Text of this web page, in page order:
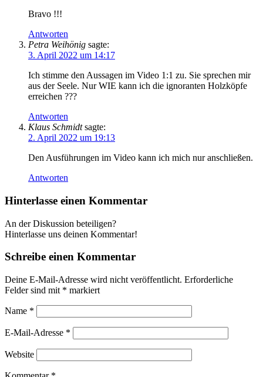
Bravo !!!
Antworten
Petra Weihönig sagte:
3. April 2022 um 14:17
Ich stimme den Aussagen im Video 1:1 zu. Sie sprechen mir
aus der Seele. Nur WIE kann ich die ignoranten Holzköpfe
erreichen ???
Antworten
Klaus Schmidt sagte:
2. April 2022 um 19:13
Den Ausführungen im Video kann ich mich nur anschließen.
Antworten
Hinterlasse einen Kommentar
An der Diskussion beteiligen?
Hinterlasse uns deinen Kommentar!
Schreibe einen Kommentar
Deine E-Mail-Adresse wird nicht veröffentlicht. Erforderliche
Felder sind mit * markiert
Name *
E-Mail-Adresse *
Website